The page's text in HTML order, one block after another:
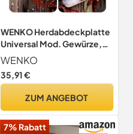
WENKO Herdabdeckplatte
Universal Mod. Gewürze,
höhenverstellbar für alle
Herdarten, Schneidebrett
und Spritzschutz, Glas, 30 x
WENKO
35,91 €
ZUM ANGEBOT
7% Rabatt